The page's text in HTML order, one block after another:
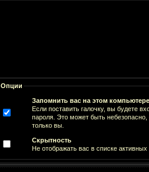
Опции
Запомнить вас на этом
Если поставить галочку, вы будете
пароля. Это может быть
только вы.
Скрытность
Не отображать вас в списке активных